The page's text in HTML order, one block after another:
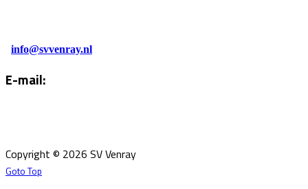
info@svvenray.nl
E-mail:
Copyright © 2026 SV Venray
Goto Top